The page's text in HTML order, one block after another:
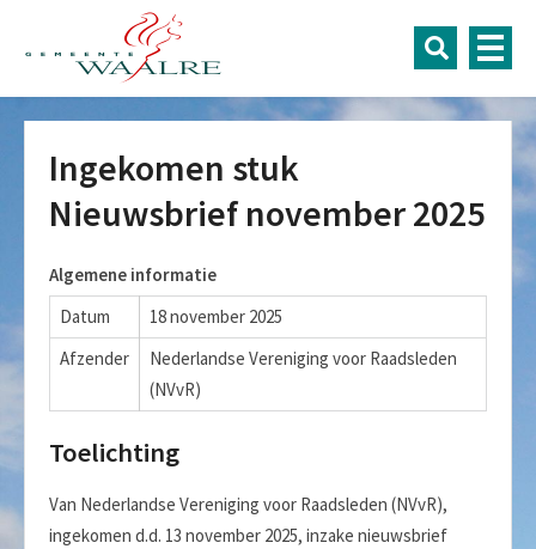
Ingekomen stuk
Nieuwsbrief november 2025
Algemene informatie
Datum
18 november 2025
Afzender
Nederlandse Vereniging voor Raadsleden
(NVvR)
Toelichting
Van Nederlandse Vereniging voor Raadsleden (NVvR),
ingekomen d.d. 13 november 2025, inzake nieuwsbrief